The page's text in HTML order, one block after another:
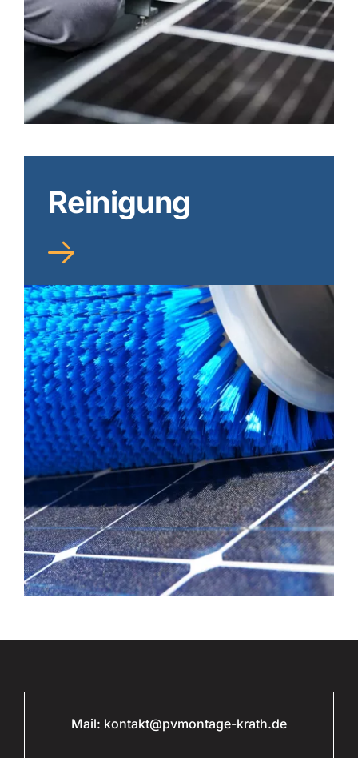
Reinigung
Mail: kontakt@pvmontage-krath.de